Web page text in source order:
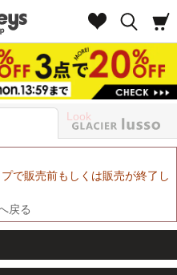
Look
で販売前もしくは販売が終了し
戻る